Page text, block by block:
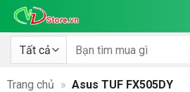
qua
dung
Tìm
kiếm:
Trang chủ » Asus TUF FX505DY